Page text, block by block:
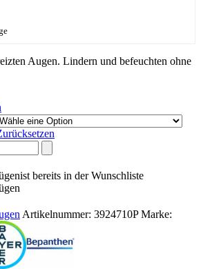
Augen. Lindern und befeuchten ohne
ist bereits in der Wunschliste
Artikelnummer: 3924710P Marke: